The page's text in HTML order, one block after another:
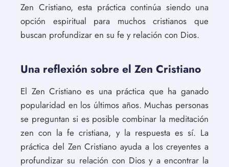
Zen Cristiano, esta práctica continúa siendo una
opción espiritual para muchos cristianos que
buscan profundizar en su fe y relación con Dios.
Una reflexión sobre el Zen Cristiano
El Zen Cristiano es una práctica que ha ganado
popularidad en los últimos años. Muchas personas
se preguntan si es posible combinar la meditación
zen con la fe cristiana, y la respuesta es sí. La
práctica del Zen Cristiano ayuda a los creyentes a
profundizar su relación con Dios y a encontrar la